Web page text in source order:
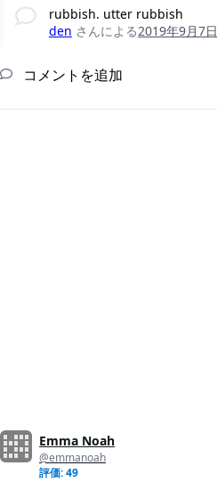
rubbish. utter rubbish
den さんによる2019年9月7日
コメントを追加
Emma Noah
@emmanoah
評価: 49